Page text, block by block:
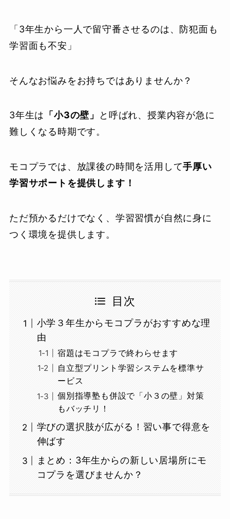
「3年生から一人で留守番させるのは、防犯面も
学習面も不安」
そんなお悩みをお持ちではありませんか？
3年生は 「小3の壁」
と呼ばれ、授業内容が急に
難しくなる時期です。
モコプラでは、放課後の時間を活用して手厚い
学習サポートを提供します！
ただ預かるだけでなく、学習習慣が自然に身に
つく環境を提供します。
目次
小学３年生からモコプラがおすすめな理
由
宿題はモコプラで終わらせます
自立型プリント学習システムを標準サ
ービス
個別指導塾も併設で「小３の壁」対策
もバッチリ！
学びの選択肢が広がる！習い事で得意を
伸ばす
まとめ：3年生からの新しい居場所にモ
コプラを選びませんか？